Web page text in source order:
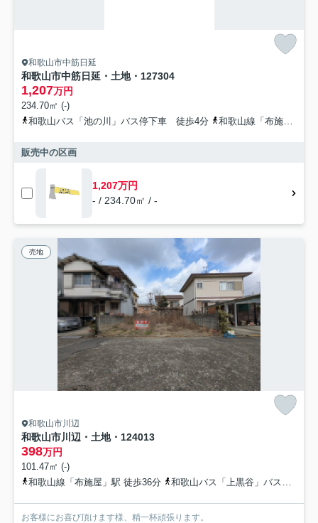
和歌山市中筋日延
和歌山市中筋日延・土地・127304
1,207万円
234.70㎡ (-)
和歌山バス「池の川」バス停下車 徒歩4分
和歌山線「布施屋」駅 徒歩47分
販売中の区画
1,207万円
- / 234.70㎡ / -
売地
和歌山市川辺
和歌山市川辺・土地・124013
398万円
101.47㎡ (-)
和歌山線「布施屋」駅 徒歩36分
和歌山バス「上黒谷」バス停下車 徒歩21分
お客様にお喜び頂けます様、精一杯頑張ります。